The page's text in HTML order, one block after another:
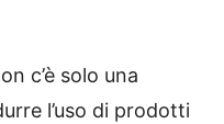
c’è solo una
l’uso di prodotti